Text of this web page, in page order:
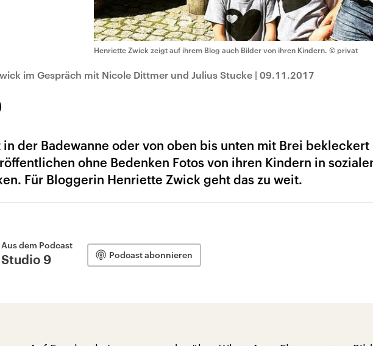
Henriette Zwick zeigt auf ihrem Blog auch Bilder von ihren Kindern. © privat
im Gespräch mit Nicole Dittmer und Julius Stucke | 09.11.2017
in der Badewanne oder von oben bis unten mit Brei bekleckert
ohne Bedenken Fotos von ihren Kindern in
Für Bloggerin Henriette Zwick geht das zu weit.
Aus dem Podcast
Studio 9 Podcast abonnieren